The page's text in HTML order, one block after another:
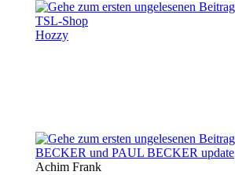
TSL-Shop
Hozzy
BECKER und PAUL BECKER update
Achim Frank